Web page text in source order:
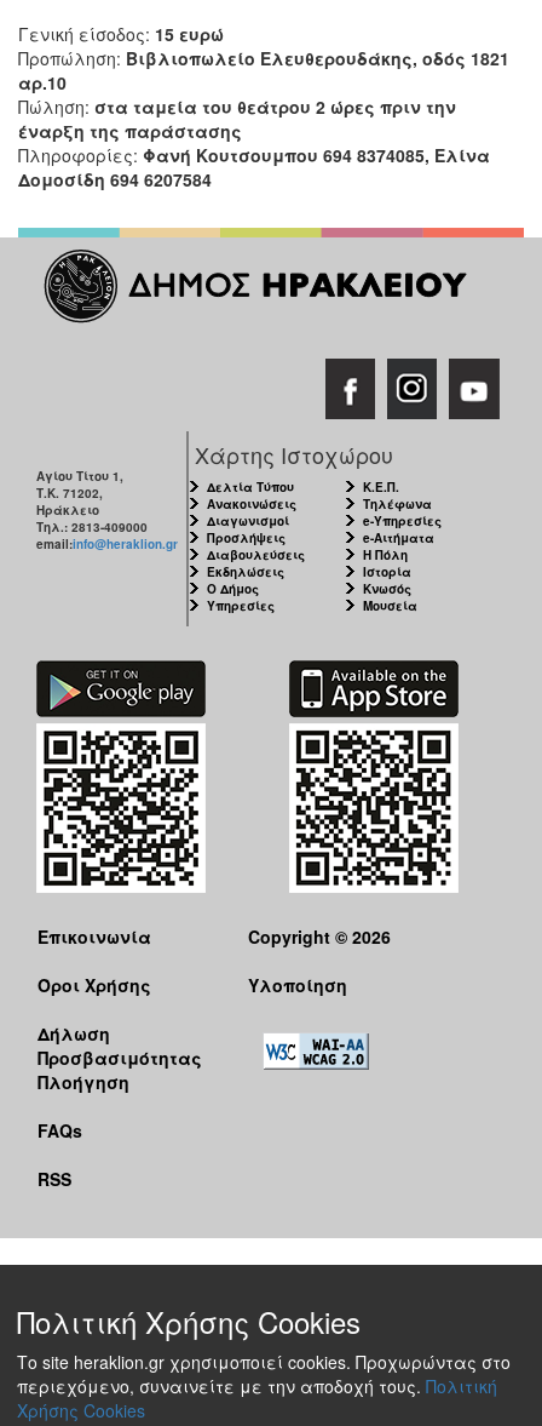
Γενική είσοδος: 15 ευρώ
Προπώληση: Βιβλιοπωλείο Ελευθερουδάκης, οδός 1821
αρ.10
Πώληση: στα ταμεία του θεάτρου 2 ώρες πριν την
έναρξη της παράστασης
Πληροφορίες: Φανή Κουτσουμπου 694 8374085, Ελίνα
Δομοσίδη 694 6207584
Αγίου Τίτου 1,
Τ.Κ. 71202,
Ηράκλειο
Τηλ.: 2813-409000
email:info@heraklion.gr
Χάρτης Ιστοχώρου
Δελτία Τύπου
Ανακοινώσεις
Διαγωνισμοί
Προσλήψεις
Διαβουλεύσεις
Εκδηλώσεις
Ο Δήμος
Υπηρεσίες
Κ.Ε.Π.
Τηλέφωνα
e-Υπηρεσίες
e-Αιτήματα
Η Πόλη
Ιστορία
Κνωσός
Μουσεία
Επικοινωνία
Όροι Χρήσης
Δήλωση
Προσβασιμότητας
Πλοήγηση
FAQs
RSS
Copyright © 2026
Υλοποίηση
Πολιτική Χρήσης Cookies
Το site heraklion.gr χρησιμοποιεί cookies. Προχωρώντας στο
περιεχόμενο, συναινείτε με την αποδοχή τους. Πολιτική
Χρήσης Cookies